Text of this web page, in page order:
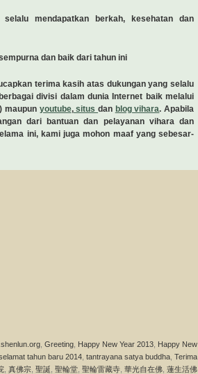
mendapatkan berkah, kesehatan dan
dan baik dari tahun ini
terima kasih atas dukungan yang selalu
divisi dalam dunia Internet baik melalui
) maupun youtube,situs dan blog vihara. Apabila
dari bantuan dan pelayanan vihara dan
ini, kami juga mohon maaf yang sebesar-
Greeting Happy New Year 2013 Happy New
tahun baru 2014 tantrayana satya buddha Terima
真佛宗 聖誕 聖輪堂 聖輪雷藏寺 華光自在佛 蓮生活佛